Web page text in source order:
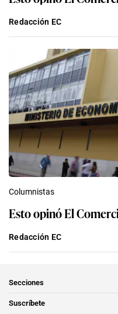
Redacción EC
Columnistas
Esto opinó El
Redacción EC
Secciones
Suscríbete